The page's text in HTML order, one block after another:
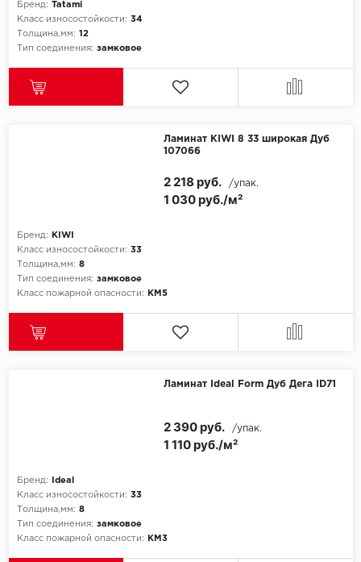
Wonderful Vinyl
Бренд: Tatami
Класс износостойкости: 34
Толщина,мм: 12
Тип соединения: замковое
Ламинат KIWI 8 33 широкая Дуб
107066
Бренд:
KIWI
Класс износостойкости: 33
Толщина,мм: 8
Тип соединения: замковое
Класс пожарной опасности:
КМ5
1 030 руб./м²
2 218 руб. /упак.
Ламинат Ideal Form Дуб Дега ID71
Бренд:
Ideal
Класс износостойкости: 33
Толщина,мм: 8
Тип соединения: замковое
Класс пожарной опасности:
КМ3
1 110 руб./м²
2 390 руб. /упак.